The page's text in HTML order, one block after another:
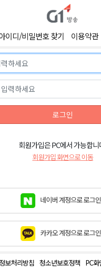
이디/비밀번호 찾기 이용약관
로그인
회원가입은 PC에서 가능합니
회원가입 화면으로 이동
네이버 계정으로 로그인
카카오 계정으로 로그인
보처리방침 청소년보호정책 PC화